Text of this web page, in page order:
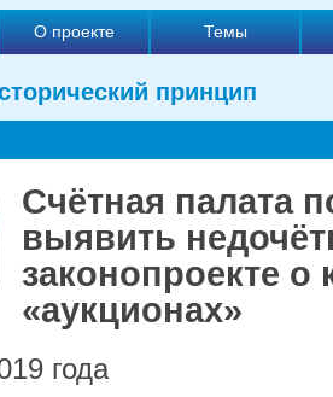
О проекте Темы
принцип
Счётная палата
выявить
законопроекте о
«аукционах»
года